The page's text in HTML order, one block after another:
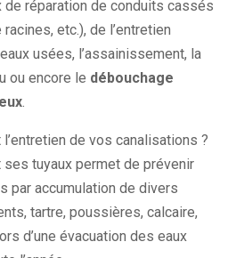
réparation de conduits cassés
etc.), de l’entretien
usées, l’assainissement, la
ou encore le débouchage
.
de vos canalisations ?
tuyaux permet de prévenir
par accumulation de divers
tartre, poussières, calcaire,
d’une évacuation des eaux